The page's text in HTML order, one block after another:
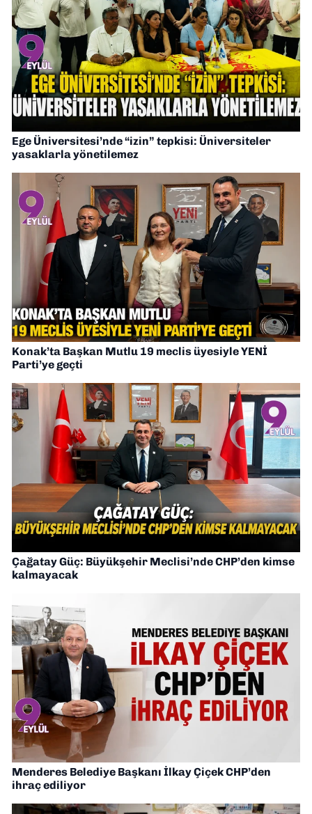
Ege Üniversitesi’nde “izin” tepkisi: Üniversiteler
yasaklarla yönetilemez
Konak’ta Başkan Mutlu 19 meclis üyesiyle YENİ
Parti’ye geçti
Çağatay Güç: Büyükşehir Meclisi’nde CHP’den kimse
kalmayacak
Menderes Belediye Başkanı İlkay Çiçek CHP’den
ihraç ediliyor